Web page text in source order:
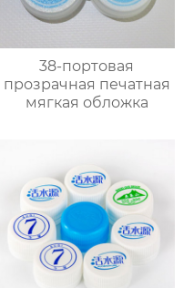
38-портовая
прозрачная печатная
мягкая обложка